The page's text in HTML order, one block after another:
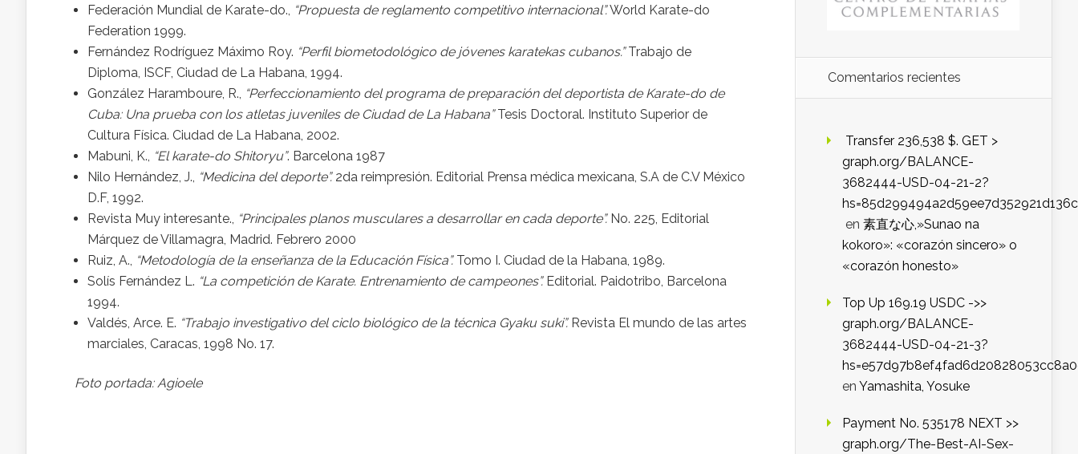
Federación Mundial de Karate-do., “Propuesta de reglamento competitivo internacional”.World Karate-do
Federation 1999.
Fernández Rodríguez Máximo Roy. “Perfil biometodológico de jóvenes karatekas cubanos.”Trabajo de
Diploma, ISCF, Ciudad de La Habana, 1994.
González Haramboure, R., “Perfeccionamiento del programa de preparación del deportista de Karate-do de
Cuba: Una prueba con los atletas juveniles de Ciudad de La Habana”Tesis Doctoral. Instituto Superior de
Cultura Física. Ciudad de La Habana, 2002.
Mabuni, K., “El karate-do Shitoryu”. Barcelona 1987
Nilo Hernández, J., “Medicina del deporte”.2da reimpresión. Editorial Prensa médica mexicana, S.A de C.V México
D.F, 1992.
Revista Muy interesante., “Principales planos musculares a desarrollar en cada deporte”.No. 225, Editorial
Márquez de Villamagra, Madrid. Febrero 2000
Ruiz, A., “Metodología de la enseñanza de la Educación Física”. Tomo I. Ciudad de la Habana, 1989.
Solís Fernández L. “La competición de Karate. Entrenamiento de campeones”. Editorial. Paidotribo, Barcelona
1994.
Valdés, Arce. E. “Trabajo investigativo del ciclo biológico de la técnica Gyaku suki”.Revista El mundo de las artes
marciales, Caracas, 1998 No. 17.
Foto portada: Agioele
Comentarios recientes
️ Transfer 236,538 $. GET >
graph.org/BALANCE-
3682444-USD-04-21-2?
en 素直な心,»Sunao na
kokoro»: «corazón sincero» o
«corazón honesto»
Top Up 169.19 USDC ->>
graph.org/BALANCE-
3682444-USD-04-21-3?
en Yamashita, Yosuke
Payment No. 535178 NEXT >>
graph.org/The-Best-AI-Sex-